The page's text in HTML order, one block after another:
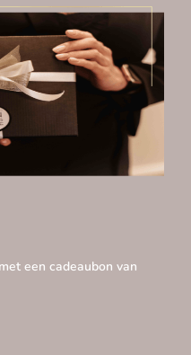
een cadeaubon van